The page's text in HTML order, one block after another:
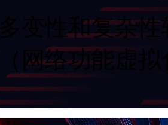
变性和复杂性较
网络功能虚